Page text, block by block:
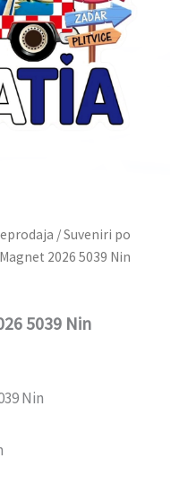
/Suveniri po
2026 5039 Nin
5039 Nin
Nin